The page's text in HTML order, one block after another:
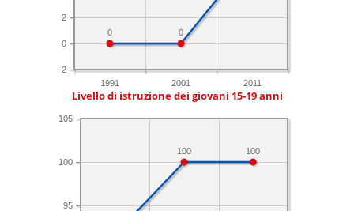
1991 2001 2011
-2
0
2
0
0
Livello di istruzione dei giovani 15-19 anni
95
100
105
100
100